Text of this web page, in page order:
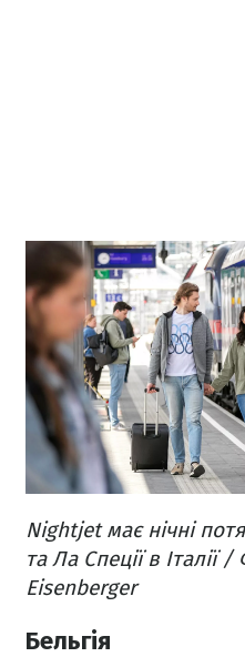
Nightjet має нічні
та Ла Спеції в Італії
Eisenberger
Бельгія